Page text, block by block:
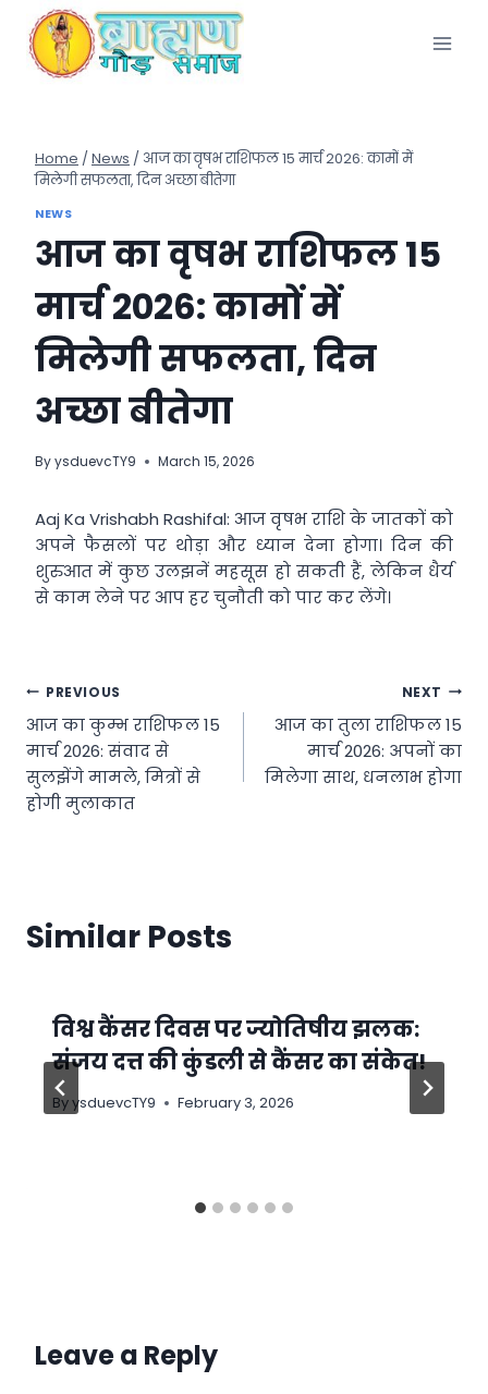
content
Home / News / आज का वृषभ राशिफल 15 मार्च 2026: कामों में
मिलेगी सफलता, दिन अच्छा बीतेगा
NEWS
आज का वृषभ राशिफल 15
मार्च 2026: कामों में
मिलेगी सफलता, दिन
अच्छा बीतेगा
ByysduevcTY9 March 15, 2026
Aaj Ka Vrishabh Rashifal: आज वृषभ राशि के जातकों को
अपने फैसलों पर थोड़ा और ध्यान देना होगा। दिन की
शुरुआत में कुछ उलझनें महसूस हो सकती हैं, लेकिन धैर्य
से काम लेने पर आप हर चुनौती को पार कर लेंगे।
Post
navigation
PREVIOUS
आज का कुम्भ राशिफल 15
मार्च 2026: संवाद से
सुलझेंगे मामले, मित्रों से
होगी मुलाकात
NEXT
आज का तुला राशिफल 15
मार्च 2026: अपनों का
मिलेगा साथ, धनलाभ होगा
Similar Posts
विश्व कैंसर दिवस पर ज्योतिषीय झलक:
संजय दत्त की कुंडली से कैंसर का संकेत!
ByysduevcTY9 February 3, 2026
Leave a Reply